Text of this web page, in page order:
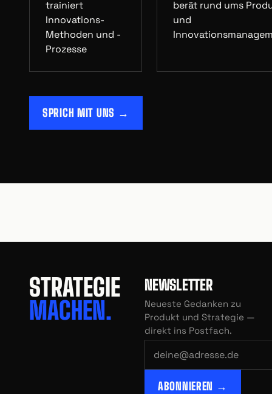
trainiert
Innovations-
Methoden und -
Prozesse
berät rund ums
und
SPRICH MIT UNS →
STRATEGIE
MACHEN.
NEWSLETTER
Neueste Gedanken zu
Produkt und Strategie —
direkt ins Postfach.
ABONNIEREN →